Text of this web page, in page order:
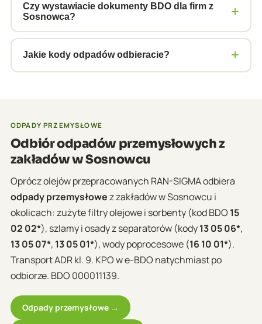
obniża koszty dla każdego klienta.
wolumenów. Dysponujemy cysternami o
pojemności do 20 000 litrów. Dla zakładów takich
jak ArcelorMittal lub zakłady metalowe w Zagłębiu
proponujemy cykliczne umowy na regularne
odbiory.
Czy wystawiacie dokumenty BDO dla firm z
Sosnowca?
+
Tak. Wystawiamy e-KPO w systemie BDO po każdym
odbiorze. Dokument jest widoczny na Twoim koncie
BDO natychmiast. Wystawiamy też zaświadczenia
Jakie kody odpadów odbieracie? +
kod – zadzwoń, sprawdzimy możliwości.
ODPADY PRZEMYSŁOWE
Odbiór odpadów przemysłowych z
zakładów w Sosnowcu
Oprócz olejów przepracowanych RAN-SIGMA odbiera
odpady przemysłowez zakładów w Sosnowcu i
okolicach: zużyte filtry olejowe i sorbenty (kod BDO 15
02 02*), szlamy i osady z separatorów (kody13 05 06*,
13 05 07*, 13 05 01*), wody poprocesowe (16 10 01*).
Transport ADR kl. 9. KPO w e-BDO natychmiast po
odbiorze. BDO 000011139.
Odpady przemysłowe →